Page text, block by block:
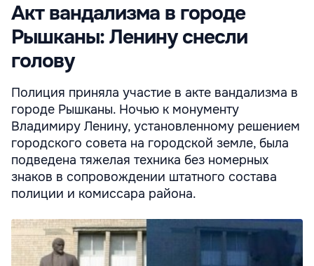
Aкт вандализма в городе
Рышканы: Ленину снесли
голову
Полиция приняла участие в акте вандализма в
городе Рышканы. Ночью к монументу
Владимиру Ленину, установленному решением
городского совета на городской земле, была
подведена тяжелая техника без номерных
знаков в сопровождении штатного состава
полиции и комиссара района.